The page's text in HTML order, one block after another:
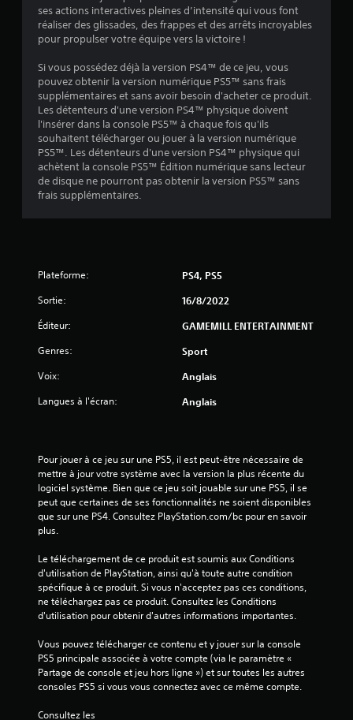
s
r
5
(
6
6
ses actions interactives pleines d’intensité qui vous font
réaliser des glissades, des frappes et des arrêts incroyables
pour propulser votre équipe vers la victoire !
Si vous possédez déjà la version PS4™ de ce jeu, vous
pouvez obtenir la version numérique PS5™ sans frais
supplémentaires et sans avoir besoin d'acheter ce produit.
Les détenteurs d'une version PS4™ physique doivent
l'insérer dans la console PS5™ à chaque fois qu'ils
souhaitent télécharger ou jouer à la version numérique
PS5™. Les détenteurs d'une version PS4™ physique qui
achètent la console PS5™ Édition numérique sans lecteur
de disque ne pourront pas obtenir la version PS5™ sans
frais supplémentaires.
Plateforme: PS4, PS5
Sortie: 16/8/2022
Éditeur: GAMEMILL ENTERTAINMENT
Genres: Sport
Voix: Anglais
Langues à l'écran: Anglais
Pour jouer à ce jeu sur une PS5, il est peut-être nécessaire de
mettre à jour votre système avec la version la plus récente du
logiciel système. Bien que ce jeu soit jouable sur une PS5, il se
peut que certaines de ses fonctionnalités ne soient disponibles
que sur une PS4. Consultez PlayStation.com/bc pour en savoir
plus.
Le téléchargement de ce produit est soumis aux Conditions
d'utilisation de PlayStation, ainsi qu'à toute autre condition
spécifique à ce produit. Si vous n'acceptez pas ces conditions,
ne téléchargez pas ce produit. Consultez les Conditions
d'utilisation pour obtenir d'autres informations importantes.
Vous pouvez télécharger ce contenu et y jouer sur la console
PS5 principale associée à votre compte (via le paramètre «
Partage de console et jeu hors ligne ») et sur toutes les autres
consoles PS5 si vous vous connectez avec ce même compte.
Consultez les